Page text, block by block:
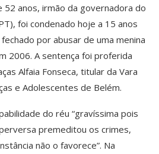
52 anos, irmão da governadora do
foi condenado hoje a 15 anos
por abusar de uma menina
2006. A sentença foi proferida
Alfaia Fonseca, titular da Vara
e Adolescentes de Belém.
do réu “gravíssima pois
premeditou os crimes,
não o favorece”. Na